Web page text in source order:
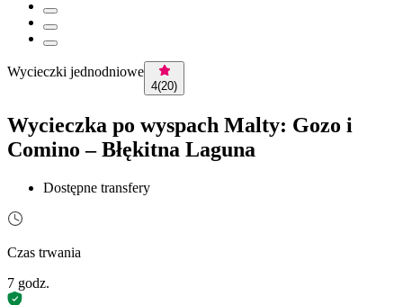
Wycieczki jednodniowe
4(20)
Wycieczka po wyspach Malty: Gozo i
Comino – Błękitna Laguna
Dostępne transfery
Czas trwania
7 godz.